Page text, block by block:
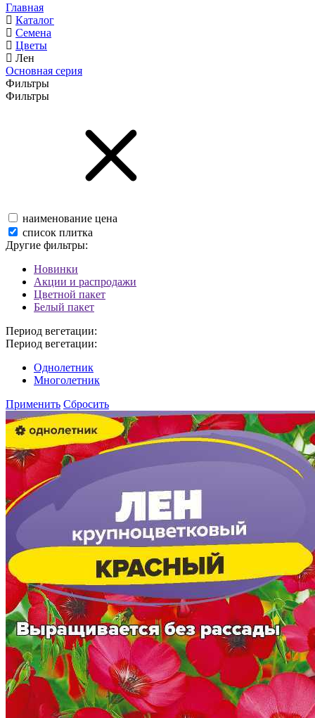
Главная
Каталог
Семена
Цветы
Лен
Основная серия
Фильтры
Фильтры
наименование цена
список плитка
Другие фильтры:
Новинки
Акции и распродажи
Цветной пакет
Белый пакет
Период вегетации:
Период вегетации:
Однолетник
Многолетник
Применить Сбросить